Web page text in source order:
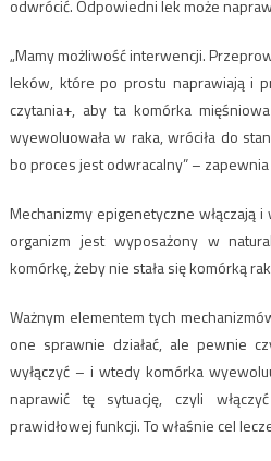
odwrócić. Odpowiedni lek może
„Mamy możliwość interwencji.
leków, które po prostu naprawiają i
czytania+, aby ta komórka
wyewoluowała w raka, wróciła do
bo proces jest odwracalny” –
Mechanizmy epigenetyczne włączają i
organizm jest wyposażony w
komórkę, żeby nie stała się komórką
Ważnym elementem tych
one sprawnie działać, ale pewnie
wyłączyć – i wtedy komórka
naprawić tę sytuację, czyli
prawidłowej funkcji. To właśnie cel